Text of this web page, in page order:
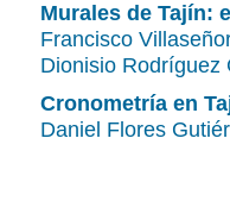
Murales de Tajín:
Francisco
Dionisio Rodríguez
Cronometría en
Daniel Flores